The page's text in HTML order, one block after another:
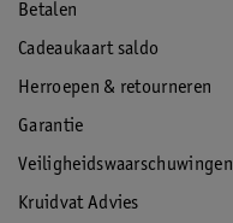
Betalen
Cadeaukaart saldo
Herroepen & retourneren
Garantie
Veiligheidswaarschuwingen
Kruidvat Advies